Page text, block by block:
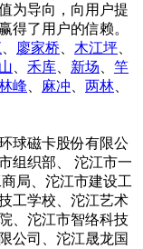
为导向，向用户提
得了用户的信赖。
、 廖家桥、 木江坪、
、 禾库、 新场、 竿
峰、 麻冲、 两林、
球磁卡股份有限公
组织部、 沱江市一
局、沱江市建设工
工学校、沱江艺术
、沱江市智络科技
公司、沱江晟龙国